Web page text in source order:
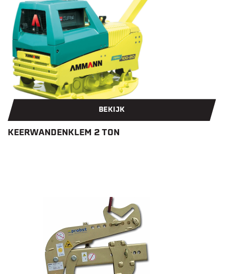
BEKIJK
KEERWANDENKLEM 2 TON